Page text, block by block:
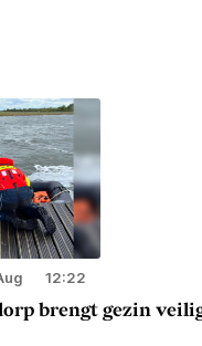
12:22
brengt gezin